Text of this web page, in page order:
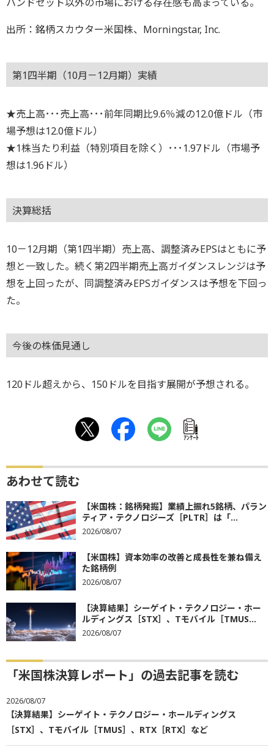
ハンドセット以外の市場における存在感も高まっている。
出所：銘柄スカウター米国株、Morningstar, Inc.
第1四半期（10月－12月期）実績
★売上高･･･売上高･･･前年同期比9.6％減の12.0億ドル（市
場予想は12.0億ドル）
★1株当たり利益（特別項目を除く）･･･1.97ドル（市場予
想は1.96ドル）
決算総括
10－12月期（第1四半期）売上高、調整済みEPSはともに予
想と一致した。続く第2四半期売上高ガイダンスレンジは予
想を上回ったが、同調整済みEPSガイダンスは予想を下回っ
た。
今後の株価見通し
120ドル超えから、150ドルを目指す展開が予想される。
ｱﾝｹｰﾄ
あわせて読む
【米国株：銘柄発掘】業績上振れ5銘柄、パラン
ティア・テクノロジーズ［PLTR］は「...
2026/08/07
【米国株】資本効率の改善と成長性を兼ね備え
た銘柄例
2026/08/07
【決算結果】シーゲイト・テクノロジー・ホー
ルディングス［STX］、Tモバイル［TMUS...
2026/08/07
「米国株決算レポート」の過去記事を読む
2026/08/07
【決算結果】シーゲイト・テクノロジー・ホールディングス
［STX］、Tモバイル［TMUS］、RTX［RTX］など